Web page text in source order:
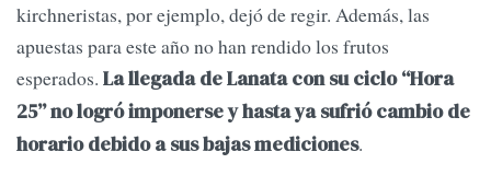
kirchneristas, por ejemplo, dejó de regir. Además, las
apuestas para este año no han rendido los frutos
esperados. La llegada de Lanata con su ciclo “Hora
25” no logró imponerse y hasta ya sufrió cambio de
horario debido a sus bajas mediciones.